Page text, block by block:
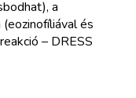
a
és
– DRESS